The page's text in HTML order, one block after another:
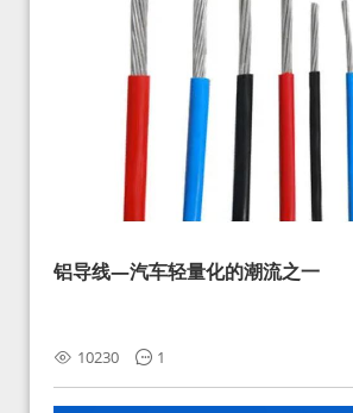
铝导线—汽车轻量化的潮流之一
10230 1